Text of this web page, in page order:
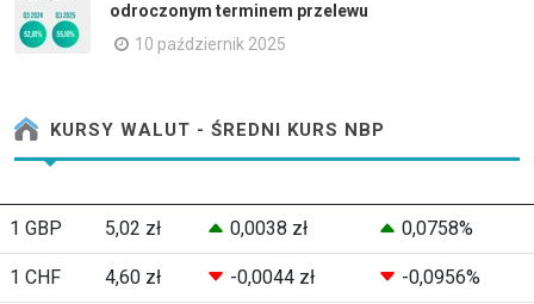
odroczonym terminem przelewu
10 październik 2025
KURSY WALUT - ŚREDNI KURS NBP
1 GBP 5,02 zł 0,0038 zł 0,0758%
1 CHF 4,60 zł -0,0044 zł -0,0956%